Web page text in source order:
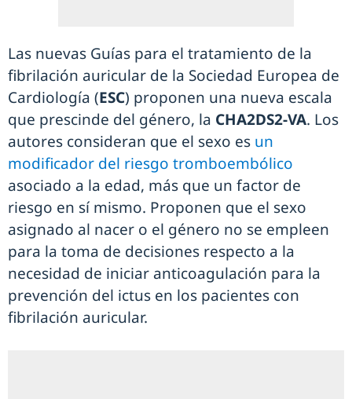
Las nuevas Guías para el tratamiento de la
fibrilación auricular de la Sociedad Europea de
Cardiología (ESC) proponen una nueva escala
que prescinde del género, la CHA2DS2-VA. Los
autores consideran que el sexo es un
modificador del riesgo tromboembólico
asociado a la edad, más que un factor de
riesgo en sí mismo. Proponen que el sexo
asignado al nacer o el género no se empleen
para la toma de decisiones respecto a la
necesidad de iniciar anticoagulación para la
prevención del ictus en los pacientes con
fibrilación auricular.